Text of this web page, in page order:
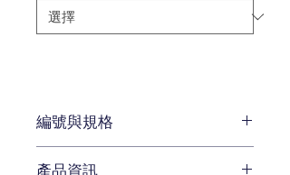
編號與規格
產品資訊